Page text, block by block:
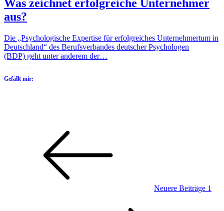
Was zeichnet erfolgreiche Unternehmer
aus?
Die „Psychologische Expertise für erfolgreiches Unternehmertum in
Deutschland“ des Berufsverbandes deutscher Psychologen
(BDP) geht unter anderem der…
Gefällt mir:
Beiträge
Neuere Beiträge 1